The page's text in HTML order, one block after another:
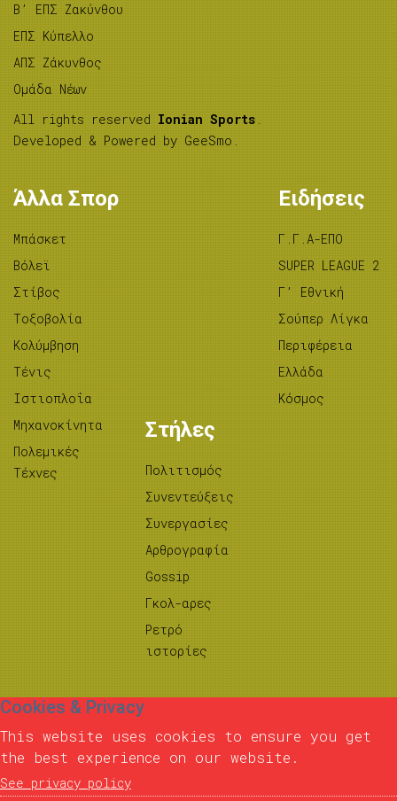
B’ ΕΠΣ Ζακύνθου
ΕΠΣ Κύπελλο
ΑΠΣ Ζάκυνθος
Ομάδα Νέων
All rights reserved Ionian Sports .
Developed & Powered by GeeSmo .
Άλλα Σπορ
Μπάσκετ
Βόλεϊ
Στίβος
Tοξοβολία
Κολύμβηση
Τένις
Ιστιοπλοΐα
Μηχανοκίνητα
Πολεμικές
Τέχνες
Ειδήσεις
Γ.Γ.Α-ΕΠΟ
SUPER LEAGUE 2
Γ’ Εθνική
Σούπερ Λίγκα
Περιφέρεια
Ελλάδα
Κόσμος
Στήλες
Πολιτισμός
Συνεντεύξεις
Συνεργασίες
Αρθρογραφία
Gossip
Γκολ-αρες
Ρετρό
ιστορίες
Cookies & Privacy
This website uses cookies to ensure you get
the best experience on our website.
See privacy policy